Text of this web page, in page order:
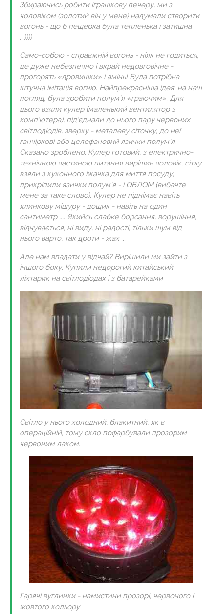
Збираючись робити іграшкову печеру, ми з
чоловіком (золотий він у мене) надумали створити
вогонь - що б пещерка була тепленька і затишна
...))))
Само-собою - справжній вогонь - ніяк не годиться,
це дуже небезпечно і вкрай недовговічне -
прогорять «дровишки» і амінь! Була потрібна
штучна імітація вогню. Найпрекрасніша ідея, на наш
погляд, була зробити полум'я «граючим». Для
цього взяли кулер (маленький вентилятор з
комп'ютера), під'єднали до нього пару червоних
світлодіодів, зверху - металеву сіточку, до неї
ганчіркові або целофановий язички полум'я.
Сказано зроблено. Кулер готовий, з електрично-
технічною частиною питання вирішив чоловік, сітку
взяли з кухонного їжачка для миття посуду,
прикріпили язички полум'я - і ОБЛОМ (вибачте
мене за таке слово). Кулер не піднімає навіть
ялинкову мішуру - дощик - навіть на один
сантиметр .... Якийсь слабке борсання, ворушіння,
відчувається, ні виду, ні радості, тільки шум від
нього варто, так дроти - жах ...
Але нам впадати у відчай? Вирішили ми зайти з
іншого боку. Купили недорогий китайський
ліхтарик на світлодіодах і з батарейками
Світло у нього холодний, блакитний, як в
операційній, тому скло пофарбували прозорим
червоним лаком.
Гарячі вуглинки - намистини прозорі, червоного і
жовтого кольору